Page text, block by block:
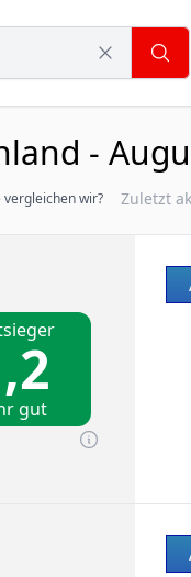
-
vergleichen wir? Zuletzt
gut